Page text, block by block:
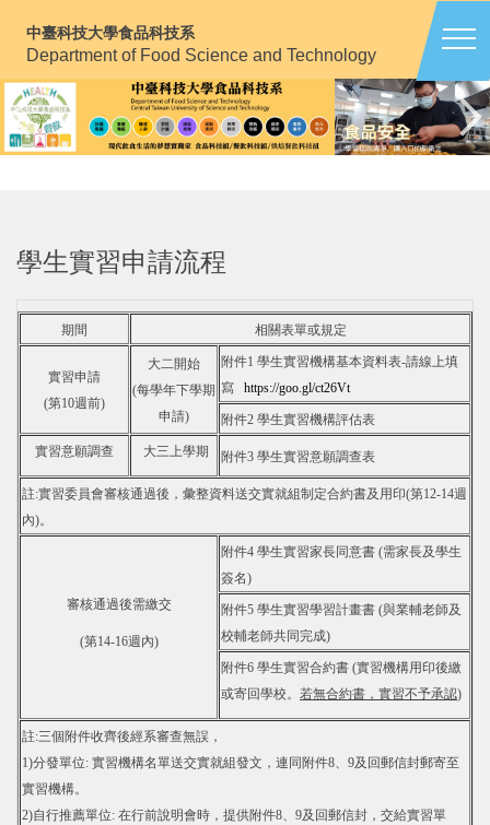
要
內
容
中臺科技大學食品科技系
Department of Food Science and Technology
學生實習申請流程
期間 相關表單或規定
實習申請
(第10週前)
大二開始
(每學年下學期
申請)
附件1 學生實習機構基本資料表-請線上填
寫 https://goo.gl/ct26Vt
附件2 學生實習機構評估表
實習意願調查 大三上學期 附件3 學生實習意願調查表
註:實習委員會審核通過後，彙整資料送交實就組制定合約書及用印(第12-14週
內)。
審核通過後需繳交
(第14-16週內)
附件4 學生實習家長同意書 (需家長及學生
簽名)
附件5 學生實習學習計畫書 (與業輔老師及
校輔老師共同完成)
附件6 學生實習合約書 (實習機構用印後繳
或寄回學校。 若無合約書，實習不予承認)
註:三個附件收齊後經系審查無誤，
1)分發單位: 實習機構名單送交實就組發文，連同附件8、9及回郵信封郵寄至
實習機構。
2)自行推薦單位: 在行前說明會時，提供附件8、9及回郵信封，交給實習單